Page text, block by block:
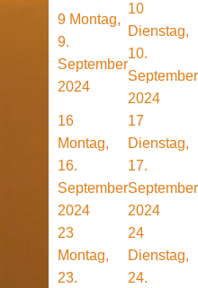
9 Montag,
9.
September
2024
10
Dienstag,
10.
September
2024
16
Montag,
16.
September
2024
17
Dienstag,
17.
September
2024
23
Montag,
23.
24
Dienstag,
24.